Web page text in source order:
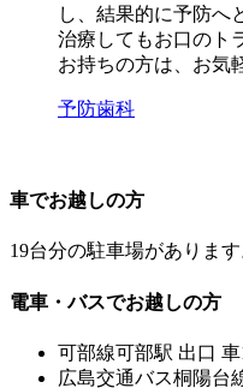
し、結果的に予防へ
治療してもお口のト
お持ちの方は、お気
予防歯科
車でお越しの方
19台分の駐車場がありま
電車・バスでお越しの方
可部線可部駅 出口 車
広島交通バス桐陽台